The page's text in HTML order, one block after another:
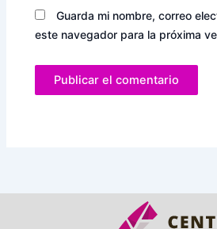
Guarda mi nombre, correo
este navegador para la próxima